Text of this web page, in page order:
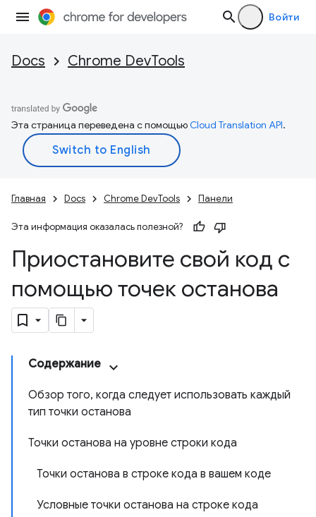
Войти
Docs Chrome DevTools
Эта страница переведена с помощьюCloud Translation API.
Главная Docs Chrome DevTools Панели
Эта информация оказалась полезной?
Приостановите свой код с
помощью точек останова
Содержание
Обзор того, когда следует использовать каждый
тип точки останова
Точки останова на уровне строки кода
Точки останова в строке кода в вашем коде
Условные точки останова на строке кода